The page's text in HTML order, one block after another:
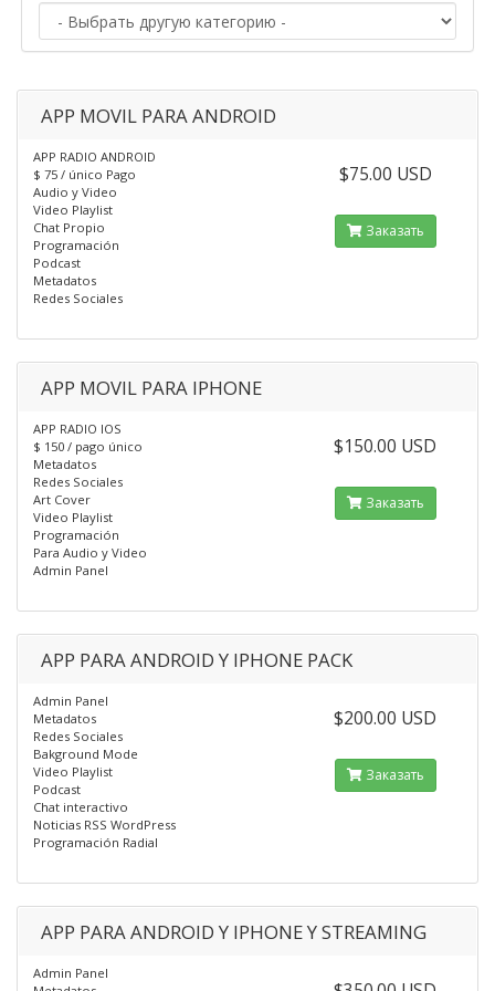
APP MOVIL PARA ANDROID
APP RADIO ANDROID
$ 75 / único Pago
Audio y Video
Video Playlist
Chat Propio
Programación
Podcast
Metadatos
Redes Sociales
$75.00 USD
Заказать
APP MOVIL PARA IPHONE
APP RADIO IOS
$ 150 / pago único
Metadatos
Redes Sociales
Art Cover
Video Playlist
Programación
Para Audio y Video
Admin Panel
$150.00 USD
Заказать
APP PARA ANDROID Y IPHONE PACK
Admin Panel
Metadatos
Redes Sociales
Bakground Mode
Video Playlist
Podcast
Chat interactivo
Noticias RSS WordPress
Programación Radial
$200.00 USD
Заказать
APP PARA ANDROID Y IPHONE Y STREAMING
Admin Panel